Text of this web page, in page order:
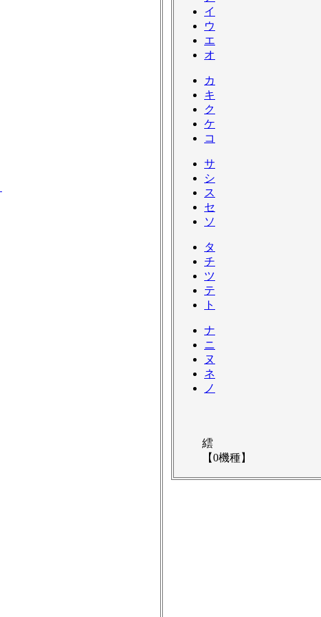
イ
ウ
エ
オ
カ
キ
ク
ケ
コ
サ
シ
ス
セ
ソ
タ
チ
ツ
テ
ト
ナ
ニ
ヌ
ネ
ノ
繧
【0機種】